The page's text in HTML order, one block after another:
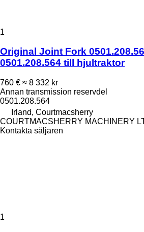
1
Original Joint Fork
0501.208.564 till hjultraktor
760 € ≈ 8 332 kr
Annan transmission reservdel
0501.208.564
Irland, Courtmacsherry
COURTMACSHERRY MACHINERY
Kontakta säljaren
1